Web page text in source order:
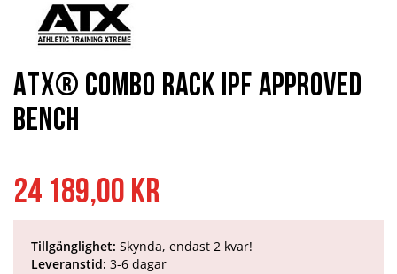
24 189,00 kr
Tillgänglighet: Skynda, endast 2 kvar!
Leveranstid: 3-6 dagar
ATX® Combo Rack IPF Approved
Bench
början
bildgalleriet